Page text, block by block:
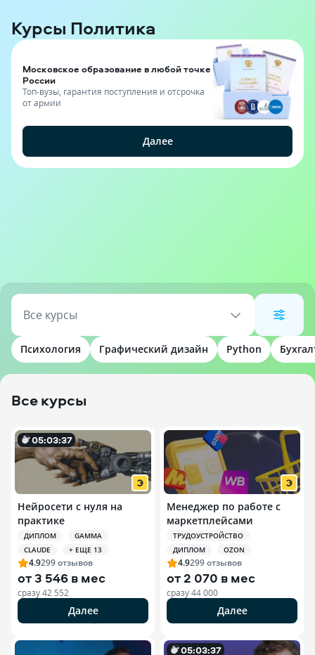
Курсы Политика
Московское образование в любой точке
России
Топ-вузы, гарантия поступления и отсрочка
от армии
Далее
Все курсы
Психология Графический дизайн Python
Все курсы
05:03:35
Нейросети с нуля на
практике
ДИПЛОМ
GAMMA
CLAUDE
+ ЕЩЕ 13
4.9299отзывов
от3 546 в мес
сразу42 552
Далее
Менеджер по работе с
маркетплейсами
ТРУДОУСТРОЙСТВО
ДИПЛОМ
OZON
4.9299отзывов
от2 070 в мес
сразу44 000
Далее
05:03:35